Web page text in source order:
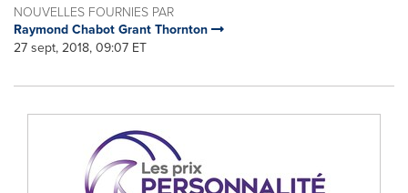
NOUVELLES FOURNIES PAR
Raymond Chabot Grant Thornton
27 sept, 2018, 09:07 ET